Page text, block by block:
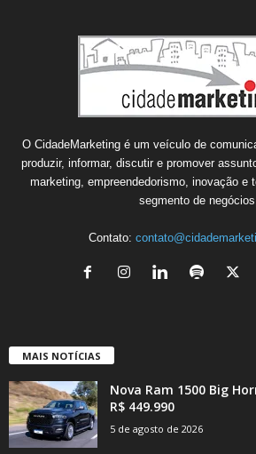
O CidadeMarketing é um veículo de
produzir, informar, discutir e promover
marketing, empreendedorismo, inovação e
segmento de
Contato:
MAIS NOTÍCIAS
Nova Ram 1500 Big
R$ 449.990
5 de agosto de 2026